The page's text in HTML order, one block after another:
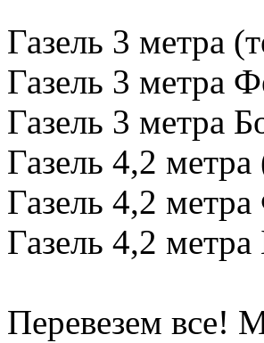
Газель 3 метра
Газель 3 метра
Газель 3 метра
Газель 4,2
Газель 4,2
Газель 4,2
Перевезем все!